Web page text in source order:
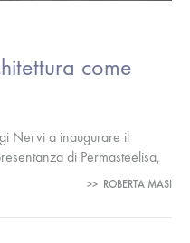
come
Nervi a inaugurare il
di Permasteelisa,
Lolin a Venezia: Pier…
>> ROBERTA MASI